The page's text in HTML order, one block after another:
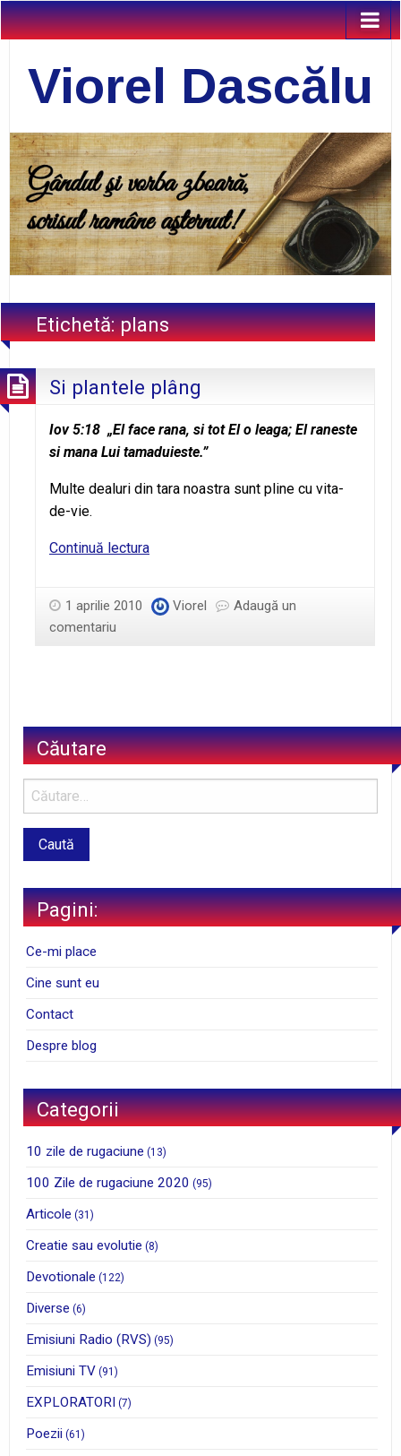
Viorel Dascălu
Etichetă:plans
Si plantele plâng
Iov 5:18 „El face rana, si tot El o leaga; El raneste
si mana Lui tamaduieste.”
Multe dealuri din tara noastra sunt pline cu vita-
de-vie.
Continuă lecturaSi
1 aprilie 2010 Viorel
Adaugă un
comentariu
Căutare
Pagini:
Ce-mi place
Cine sunt eu
Contact
Despre blog
Categorii
10 zile de rugaciune (13)
100 Zile de rugaciune 2020 (95)
Articole (31)
Creatie sau evolutie (8)
Devotionale (122)
Diverse (6)
Emisiuni Radio (RVS) (95)
Emisiuni TV (91)
EXPLORATORI (7)
Poezii (61)